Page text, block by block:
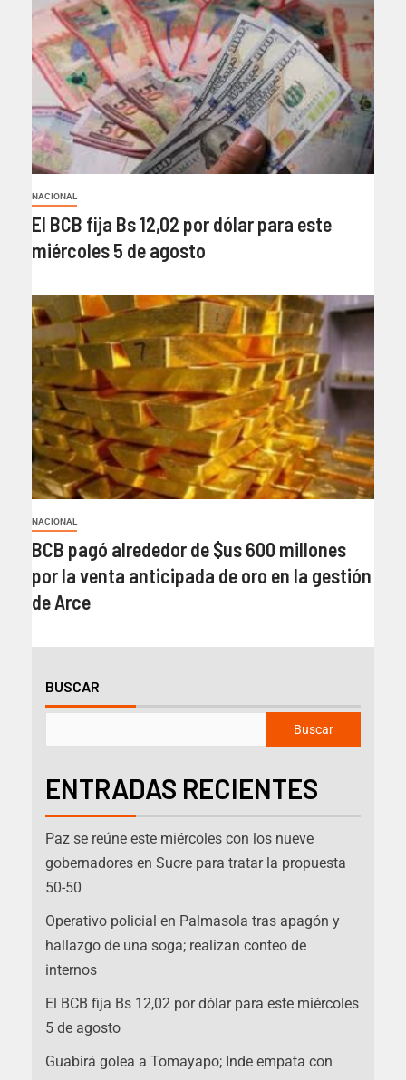
NACIONAL
El BCB fija Bs 12,02 por dólar para este
miércoles 5 de agosto
NACIONAL
BCB pagó alrededor de $us 600 millones
por la venta anticipada de oro en la gestión
de Arce
BUSCAR
Buscar
ENTRADAS RECIENTES
Paz se reúne este miércoles con los nueve
gobernadores en Sucre para tratar la propuesta
50-50
Operativo policial en Palmasola tras apagón y
hallazgo de una soga; realizan conteo de
internos
El BCB fija Bs 12,02 por dólar para este miércoles
5 de agosto
Guabirá golea a Tomayapo; Inde empata con